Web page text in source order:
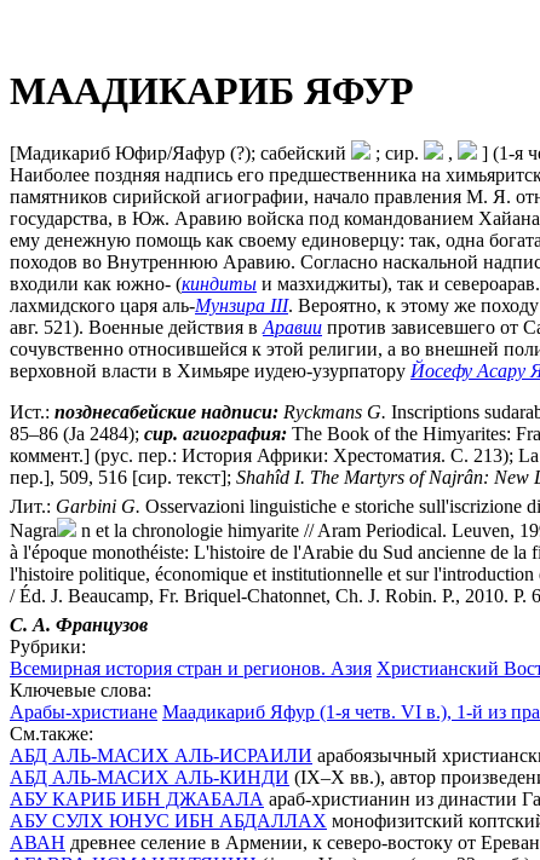
МААДИКАРИБ ЯФУР
[Мадикариб Юфир/Яафур (?); сабейский ; сир. , ] (1-я
Наиболее поздняя надпись его предшественника на
памятников сирийской агиографии, начало правления М. Я.
государства, в Юж. Аравию войска под командованием
ему денежную помощь как своему единоверцу: так, одна
походов во Внутреннюю Аравию. Согласно наскальной
входили как южно- (киндиты и мазхиджиты), так и
лахмидского царя аль-Мунзира III. Вероятно, к этому же
авг. 521). Военные действия в Аравии против зависевшего от
сочувственно относившейся к этой религии, а во внешней
верховной власти в Химьяре иудею-узурпатору Йосефу Асару
Ист.: позднесабейские надписи: Ryckmans G. Inscriptions
85–86 (Ja 2484); сир. агиография: The Book of the Himyarites:
коммент.] (рус. пер.: История Африки: Хрестоматия. С. 213);
пер.], 509, 516 [сир. текст]; Shahîd I. The Martyrs of Najrân: New
Лит.: Garbini G. Osservazioni linguistiche e storiche sull'iscrizione
Nagra
n et la chronologie himyarite // Aram Periodical. Leuven,
à l'époque monothéiste: L'histoire de l'Arabie du Sud ancienne de la
l'histoire politique, économique et institutionnelle et sur
/ Éd. J. Beaucamp, Fr. Briquel-Chatonnet, Ch. J. Robin. P., 2010. P.
С. А. Французов
Рубрики:
Всемирная история стран и регионов. Азия Христианский
Ключевые слова:
Арабы-христиане Маадикариб Яфур (1-я четв. VI в.), 1-й из
См.также:
АБД АЛЬ-МАСИХ АЛЬ-ИСРАИЛИ арабоязычный
АБД АЛЬ-МАСИХ АЛЬ-КИНДИ (IX–X вв.), автор
АБУ КАРИБ ИБН ДЖАБАЛА араб-христианин из династии
АБУ СУЛХ ЮНУС ИБН АБДАЛЛАХ монофизитский
АВАН древнее селение в Армении, к северо-востоку от